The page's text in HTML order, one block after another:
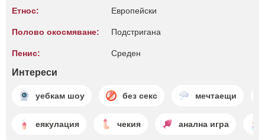
Етнос: Европейски
Полово окосмяване: Подстригана
Пенис: Среден
Интереси
уебкам шоу без секс мечтаещи
еякулация чекия анална игра